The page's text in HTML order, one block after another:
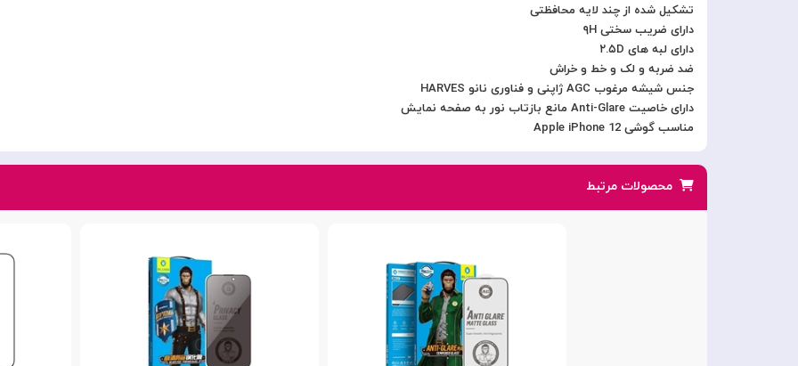
تشکیل شده از چند لایه محافظتی
دارای ضریب سختی ۹H
دارای لبه های ۲.۵D
ضد ضربه و لک و خط و خراش
جنس شیشه مرغوب AGC ژاپنی و فناوری نانو HARVES
دارای خاصیت Anti-Glare مانع بازتاب نور به صفحه نمایش
مناسب گوشی Apple iPhone 12
محصولات مرتبط